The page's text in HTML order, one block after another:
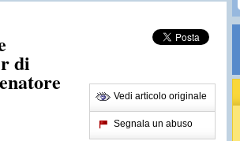
di
Vedi articolo originale
Segnala un abuso